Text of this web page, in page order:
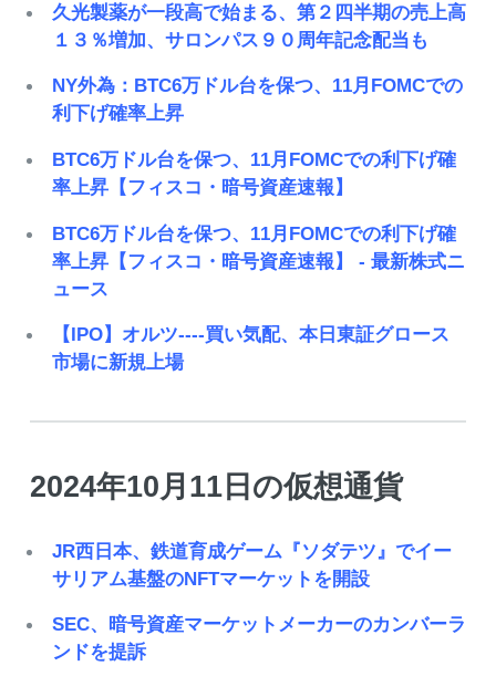
久光製薬が一段高で始まる、第２四半期の売上高
１３％増加、サロンパス９０周年記念配当も
NY外為：BTC6万ドル台を保つ、11月FOMCでの
利下げ確率上昇
BTC6万ドル台を保つ、11月FOMCでの利下げ確
率上昇【フィスコ・暗号資産速報】
BTC6万ドル台を保つ、11月FOMCでの利下げ確
率上昇【フィスコ・暗号資産速報】 - 最新株式ニ
ュース
【IPO】オルツ----買い気配、本日東証グロース
市場に新規上場
2024年10月11日の仮想通貨
JR西日本、鉄道育成ゲーム『ソダテツ』でイー
サリアム基盤のNFTマーケットを開設
SEC、暗号資産マーケットメーカーのカンバーラ
ンドを提訴